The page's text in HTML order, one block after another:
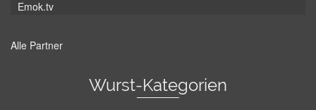
Emok.tv
Alle Partner
Wurst-Kategorien